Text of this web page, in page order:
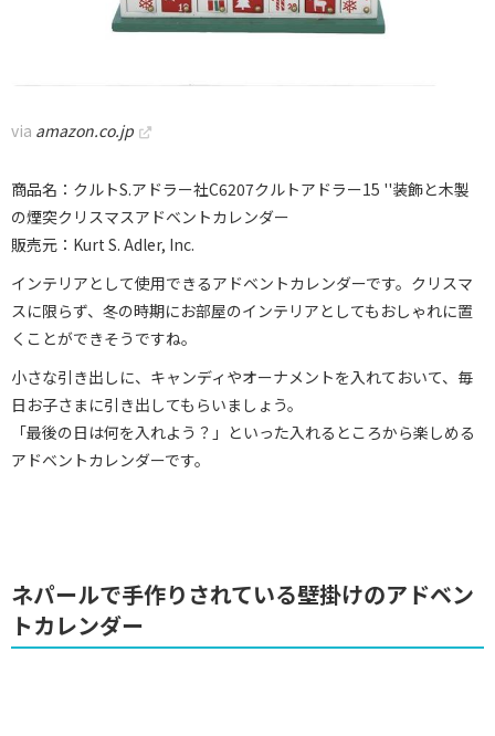
via amazon.co.jp
商品名：クルトS.アドラー社C6207クルトアドラー15 ''装飾と木製
の煙突クリスマスアドベントカレンダー
販売元：Kurt S. Adler, Inc.
インテリアとして使用できるアドベントカレンダーです。クリスマ
スに限らず、冬の時期にお部屋のインテリアとしてもおしゃれに置
くことができそうですね。
小さな引き出しに、キャンディやオーナメントを入れておいて、毎
日お子さまに引き出してもらいましょう。
「最後の日は何を入れよう？」といった入れるところから楽しめる
アドベントカレンダーです。
ネパールで手作りされている壁掛けのアドベン
トカレンダー